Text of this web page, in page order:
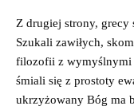
Z drugiej strony,
Szukali zawiłych,
filozofii z wymyślnymi
śmiali się z prostoty
ukrzyżowany Bóg ma